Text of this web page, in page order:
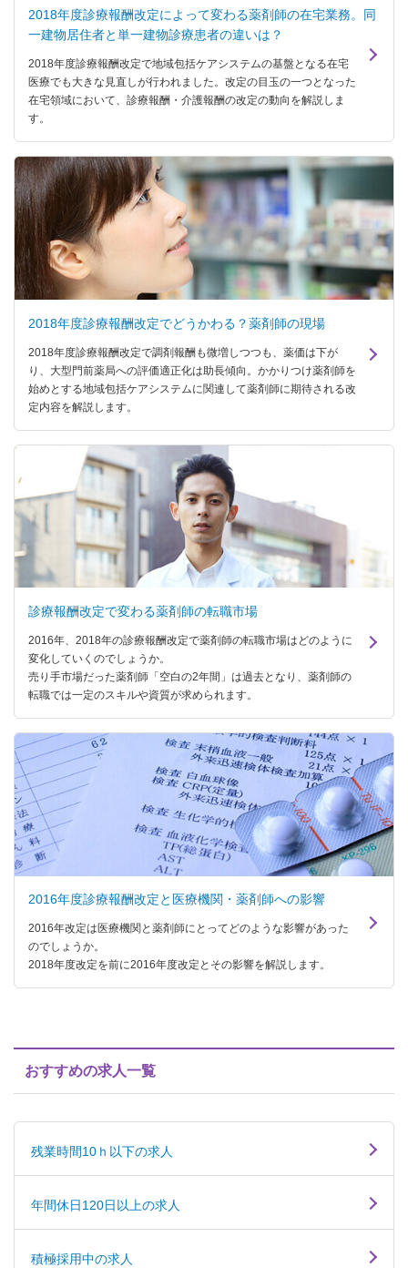
2018年度診療報酬改定によって変わる薬剤師の在宅業務。同
一建物居住者と単一建物診療患者の違いは？
2018年度診療報酬改定で地域包括ケアシステムの基盤となる在宅
医療でも大きな見直しが行われました。改定の目玉の一つとなった
在宅領域において、診療報酬・介護報酬の改定の動向を解説しま
す。
2018年度診療報酬改定でどうかわる？薬剤師の現場
2018年度診療報酬改定で調剤報酬も微増しつつも、薬価は下が
り、大型門前薬局への評価適正化は助長傾向。かかりつけ薬剤師を
始めとする地域包括ケアシステムに関連して薬剤師に期待される改
定内容を解説します。
診療報酬改定で変わる薬剤師の転職市場
2016年、2018年の診療報酬改定で薬剤師の転職市場はどのように
変化していくのでしょうか。
売り手市場だった薬剤師「空白の2年間」は過去となり、薬剤師の
転職では一定のスキルや資質が求められます。
2016年度診療報酬改定と医療機関・薬剤師への影響
2016年改定は医療機関と薬剤師にとってどのような影響があった
のでしょうか。
2018年度改定を前に2016年度改定とその影響を解説します。
おすすめの求人一覧
残業時間10ｈ以下の求人
年間休日120日以上の求人
積極採用中の求人